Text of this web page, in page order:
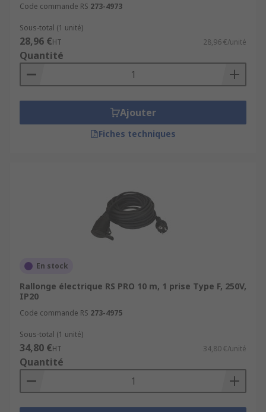
Code commande RS 273-4973
Sous-total (1 unité)
28,96 €HT 28,96 €/unité
Quantité
Ajouter
Fiches techniques
En stock
Rallonge électrique RS PRO 10 m, 1 prise Type F, 250V,
IP20
Code commande RS 273-4975
Sous-total (1 unité)
34,80 €HT 34,80 €/unité
Quantité